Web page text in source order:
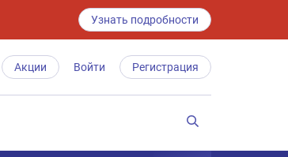
Узнать подробности
Акции Войти Регистрация